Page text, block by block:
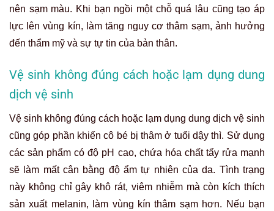
nên sạm màu. Khi bạn ngồi một chỗ quá lâu cũng tạo áp
lực lên vùng kín, làm tăng nguy cơ thâm sạm, ảnh hưởng
đến thẩm mỹ và sự tự tin của bản thân.
Vệ sinh không đúng cách hoặc lạm dụng dung
dịch vệ sinh
Vệ sinh không đúng cách hoặc lạm dụng dung dịch vệ sinh
cũng góp phần khiến cô bé bị thâm ở tuổi dậy thì. Sử dụng
các sản phẩm có độ pH cao, chứa hóa chất tẩy rửa mạnh
sẽ làm mất cân bằng độ ẩm tự nhiên của da. Tình trạng
này không chỉ gây khô rát, viêm nhiễm mà còn kích thích
sản xuất melanin, làm vùng kín thâm sạm hơn. Nếu bạn